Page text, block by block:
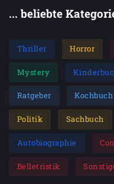
... beliebte
Thriller Horror
Mystery
Ratgeber Kochbuch
Politik Sachbuch
Autobiographie
Belletristik